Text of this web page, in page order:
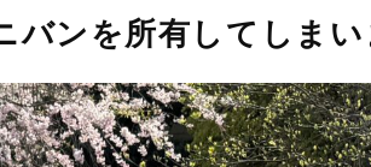
バンを所有してしま